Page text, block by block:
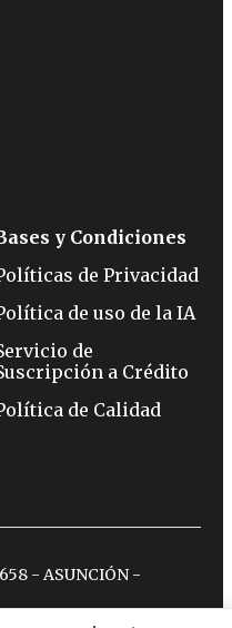
y Condiciones
de Privacidad
de uso de la IA
de
a Crédito
de Calidad
- ASUNCIÓN -